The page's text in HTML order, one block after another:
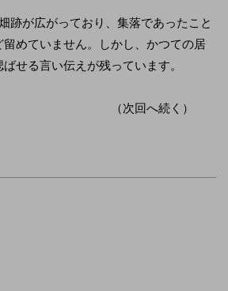
跡が広がっており、集落であったこと
めていません。しかし、かつての居
せる言い伝えが残っています。
へ続く）